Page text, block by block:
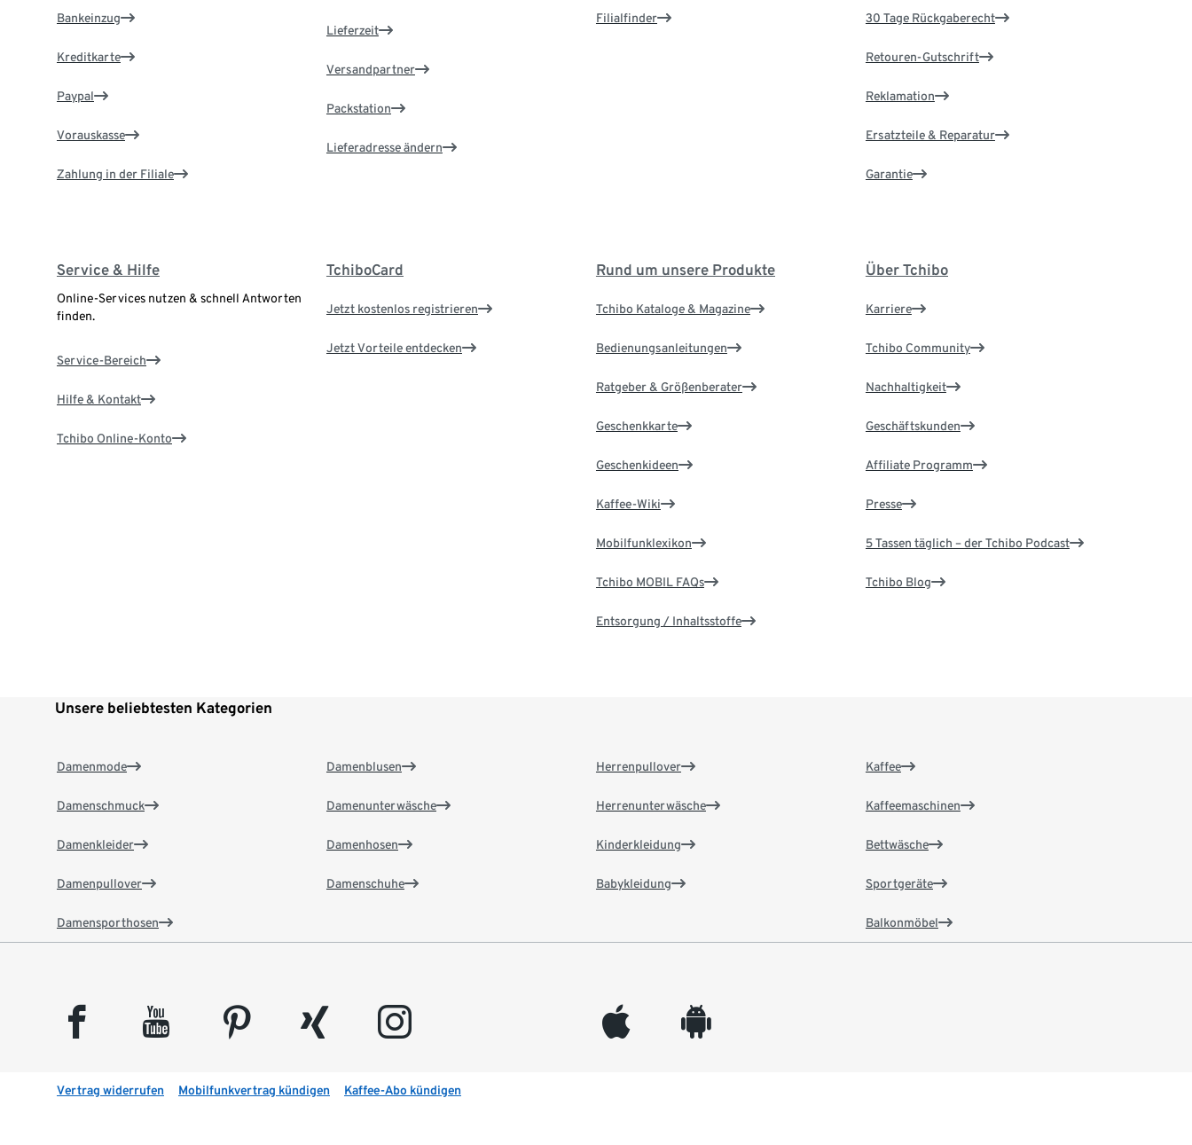
Bankeinzug
Kreditkarte
Paypal
Vorauskasse
Zahlung in der Filiale
Lieferzeit
Versandpartner
Packstation
Lieferadresse ändern
Filialfinder 30 Tage Rückgaberecht
Retouren-Gutschrift
Reklamation
Ersatzteile & Reparatur
Garantie
Service & Hilfe
Online-Services nutzen & schnell Antworten
finden.
Service-Bereich
Hilfe & Kontakt
Tchibo Online-Konto
TchiboCard
Jetzt kostenlos registrieren
Jetzt Vorteile entdecken
Rund um unsere Produkte
Tchibo Kataloge & Magazine
Bedienungsanleitungen
Ratgeber & Größenberater
Geschenkkarte
Geschenkideen
Kaffee-Wiki
Mobilfunklexikon
Tchibo MOBIL FAQs
Entsorgung / Inhaltsstoffe
Über Tchibo
Karriere
Tchibo Community
Nachhaltigkeit
Geschäftskunden
Affiliate Programm
Presse
5 Tassen täglich – der Tchibo Podcast
Tchibo Blog
Unsere beliebtesten Kategorien
Damenmode
Damenschmuck
Damenkleider
Damenpullover
Damensporthosen
Damenblusen
Damenunterwäsche
Damenhosen
Damenschuhe
Herrenpullover
Herrenunterwäsche
Kinderkleidung
Babykleidung
Kaffee
Kaffeemaschinen
Bettwäsche
Sportgeräte
Balkonmöbel
facebook youtube pinterest xing instagram appleinc android
Vertrag widerrufen Mobilfunkvertrag kündigen Kaffee-Abo kündigen